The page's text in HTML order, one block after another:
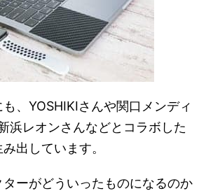
、YOSHIKIさんや関口メンディ
浜レオンさんなどとコラボした
出しています。
ーがどういったものになるのか